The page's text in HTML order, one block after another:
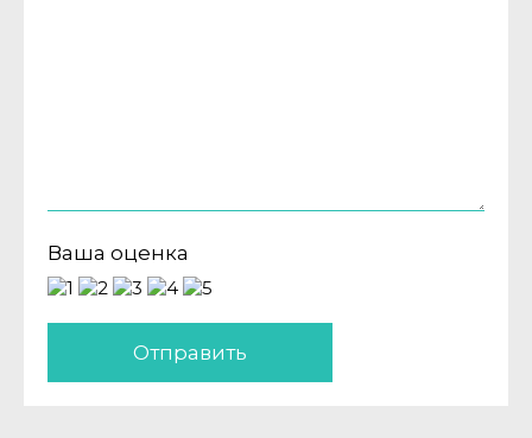
Ваша оценка
Отправить